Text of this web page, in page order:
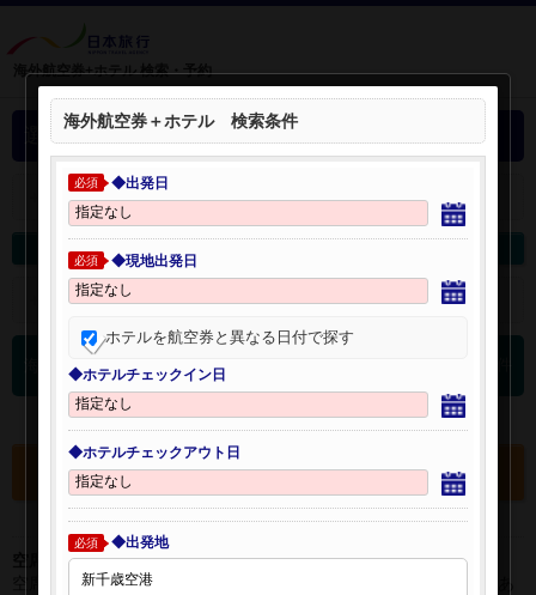
海外航空券+ホテル 検索・予約
選択中の海外航空券+ホテル
選択中の航空券・ホテルを開く：
海外航空券を変更
検索条件を開く：
海外航空券 検索結果
選択中の航空券・ホテルを確認する
空席表示について：
空席状況は常に変更しますので、現在の空席を保証するものではあ
海外航空券＋ホテル 検索条件
必須 ◆出発日
必須 ◆現地出発日
ホテルを航空券と異なる日付で探す
◆ホテルチェックイン日
◆ホテルチェックアウト日
必須 ◆出発地